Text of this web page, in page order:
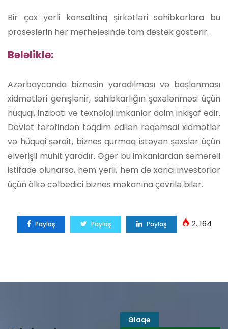
Bir çox yerli konsaltinq şirkətləri sahibkarlara bu
proseslərin hər mərhələsində tam dəstək göstərir.
Beləliklə:
Azərbaycanda biznesin yaradılması və başlanması
xidmətləri genişlənir, sahibkarlığın şaxələnməsi üçün
hüquqi, inzibati və texnoloji imkanlar daim inkişaf edir.
Dövlət tərəfindən təqdim edilən rəqəmsal xidmətlər
və hüquqi şərait, biznes qurmaq istəyən şəxslər üçün
əlverişli mühit yaradır. Əgər bu imkanlardan səmərəli
istifadə olunarsa, həm yerli, həm də xarici investorlar
üçün ölkə cəlbedici biznes məkanına çevrilə bilər.
Paylaş Paylaş Paylaş 2. 164
Əlaqə